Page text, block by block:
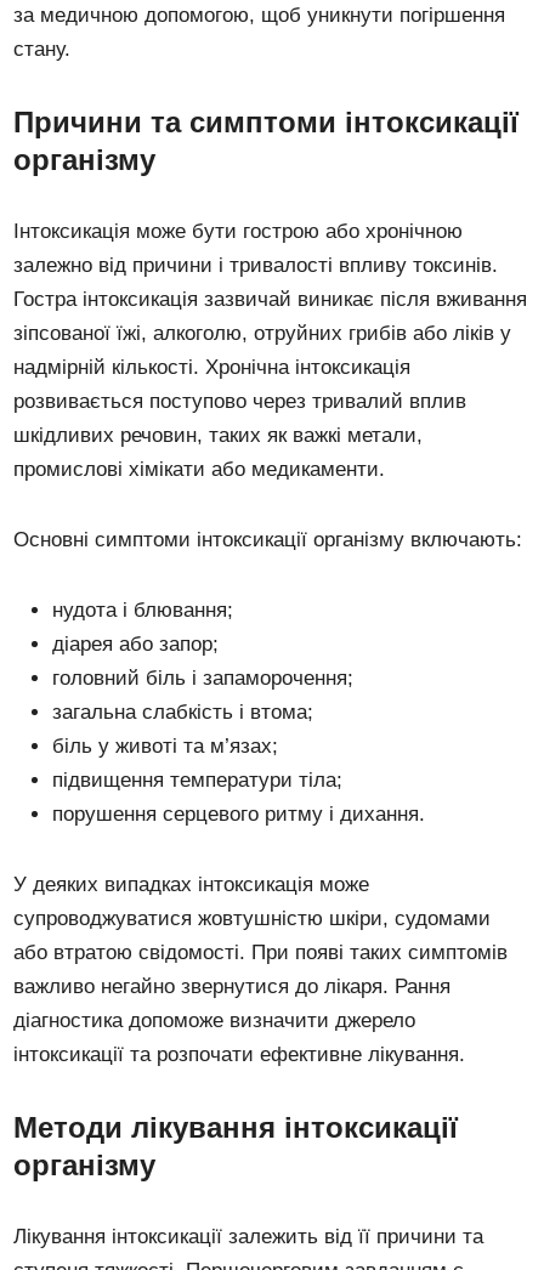
за медичною допомогою, щоб уникнути погіршення
стану.
Причини та симптоми інтоксикації
організму
Інтоксикація може бути гострою або хронічною
залежно від причини і тривалості впливу токсинів.
Гостра інтоксикація зазвичай виникає після вживання
зіпсованої їжі, алкоголю, отруйних грибів або ліків у
надмірній кількості. Хронічна інтоксикація
розвивається поступово через тривалий вплив
шкідливих речовин, таких як важкі метали,
промислові хімікати або медикаменти.
Основні симптоми інтоксикації організму включають:
нудота і блювання;
діарея або запор;
головний біль і запаморочення;
загальна слабкість і втома;
біль у животі та м’язах;
підвищення температури тіла;
порушення серцевого ритму і дихання.
У деяких випадках інтоксикація може
супроводжуватися жовтушністю шкіри, судомами
або втратою свідомості. При появі таких симптомів
важливо негайно звернутися до лікаря. Рання
діагностика допоможе визначити джерело
інтоксикації та розпочати ефективне лікування.
Методи лікування інтоксикації
організму
Лікування інтоксикації залежить від її причини та